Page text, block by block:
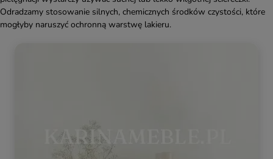
Odradzamy stosowanie silnych, chemicznych środków czystości, które
mogłyby naruszyć ochronną warstwę lakieru.